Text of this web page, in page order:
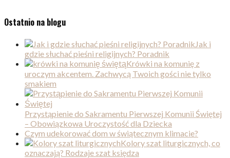
Ostatnio na blogu
Jak i
gdzie słuchać pieśni religijnych? Poradnik
Krówki na komunię z
uroczym akcentem. Zachwycą Twoich gości nie tylko
smakiem
Przystąpienie do Sakramentu Pierwszej Komunii Świętej
– Obowiązkowa Uroczystość dla Dziecka
Czym udekorować dom w świątecznym klimacie?
Kolory szat liturgicznych, co
oznaczają? Rodzaje szat księdza